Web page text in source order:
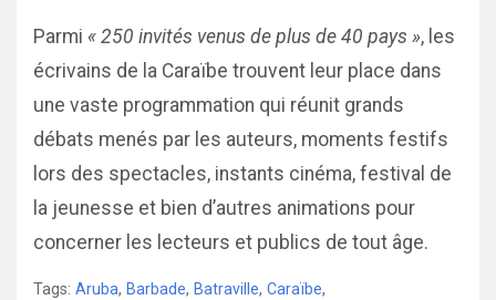
Parmi « 250 invités venus de plus de 40 pays », les
écrivains de la Caraïbe trouvent leur place dans
une vaste programmation qui réunit grands
débats menés par les auteurs, moments festifs
lors des spectacles, instants cinéma, festival de
la jeunesse et bien d’autres animations pour
concerner les lecteurs et publics de tout âge.
Tags: Aruba, Barbade, Batraville, Caraïbe,